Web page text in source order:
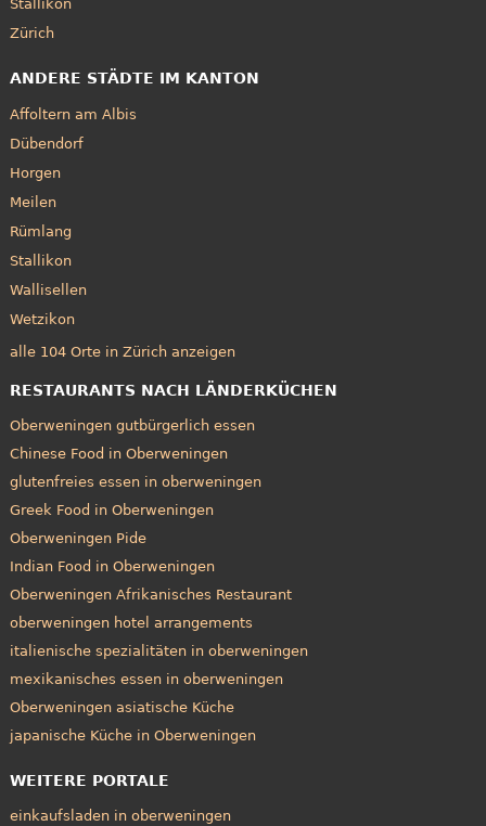
Stallikon
Zürich
ANDERE STÄDTE IM KANTON
Affoltern am Albis
Dübendorf
Horgen
Meilen
Rümlang
Stallikon
Wallisellen
Wetzikon
alle 104 Orte in Zürich anzeigen
RESTAURANTS NACH LÄNDERKÜCHEN
Oberweningen gutbürgerlich essen
Chinese Food in Oberweningen
glutenfreies essen in oberweningen
Greek Food in Oberweningen
Oberweningen Pide
Indian Food in Oberweningen
Oberweningen Afrikanisches Restaurant
oberweningen hotel arrangements
italienische spezialitäten in oberweningen
mexikanisches essen in oberweningen
Oberweningen asiatische Küche
japanische Küche in Oberweningen
WEITERE PORTALE
einkaufsladen in oberweningen